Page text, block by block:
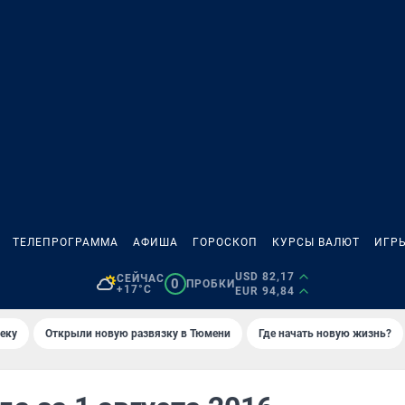
ТЕЛЕПРОГРАММА АФИША ГОРОСКОП КУРСЫ ВАЛЮТ
СЕЙЧАС
+17°C
0 ПРОБКИ
USD 82,17
EUR 94,84
Открыли новую развязку в Тюмени Где начать новую жизнь?